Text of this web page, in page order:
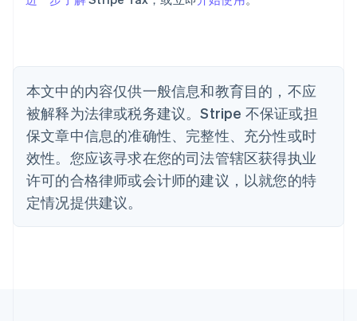
本文中的内容仅供一般信息和教育目的，不应
被解释为法律或税务建议。Stripe 不保证或担
保文章中信息的准确性、完整性、充分性或时
效性。您应该寻求在您的司法管辖区获得执业
许可的合格律师或会计师的建议，以就您的特
定情况提供建议。
比利时
波兰
English
丹麦
English
德国
Deutsch English
法国
FrançaisEnglish
芬兰